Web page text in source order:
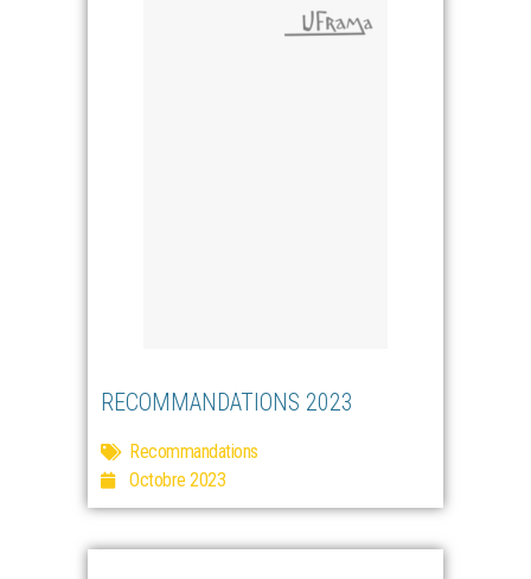
RECOMMANDATIONS 2023
Recommandations
Octobre 2023